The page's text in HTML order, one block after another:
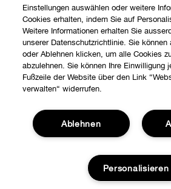
Shoppen
Einstellungen auswählen oder weitere
Cookies erhalten, indem Sie auf
Weitere Informationen erhalten Sie
unserer Datenschutzrichtlinie. Sie können
oder Ablehnen klicken, um alle Cookies
abzulehnen. Sie können Ihre Einwilligung
Fußzeile der Website über den Link
verwalten“ widerrufen.
Ablehnen
Personalisieren